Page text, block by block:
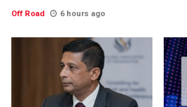
Off Road 6 hours ago